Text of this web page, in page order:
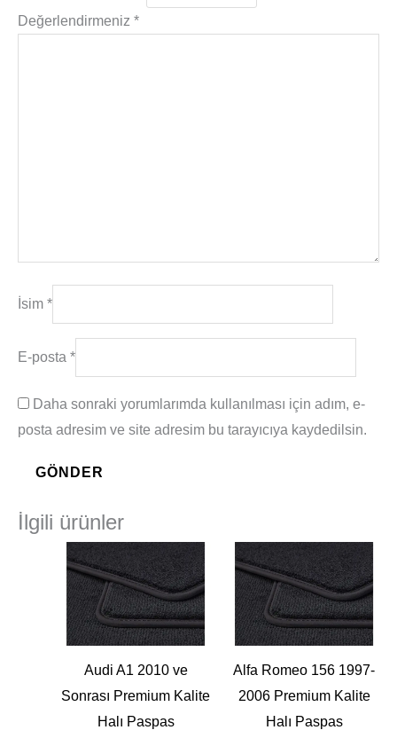
Değerlendirmeniz *
İsim *
E-posta *
Daha sonraki yorumlarımda kullanılması için adım, e-
posta adresim ve site adresim bu tarayıcıya kaydedilsin.
İlgili ürünler
Audi A1 2010 ve
Sonrası Premium Kalite
Halı Paspas
Alfa Romeo 156 1997-
2006 Premium Kalite
Halı Paspas